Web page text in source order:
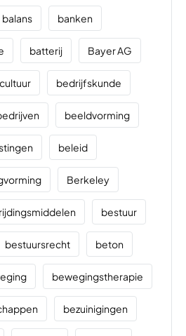
balans banken
batterij Bayer AG
bedrijfskunde
beeldvorming
beleid
Berkeley
bestuur
bestuursrecht beton
bewegingstherapie
bezuinigingen